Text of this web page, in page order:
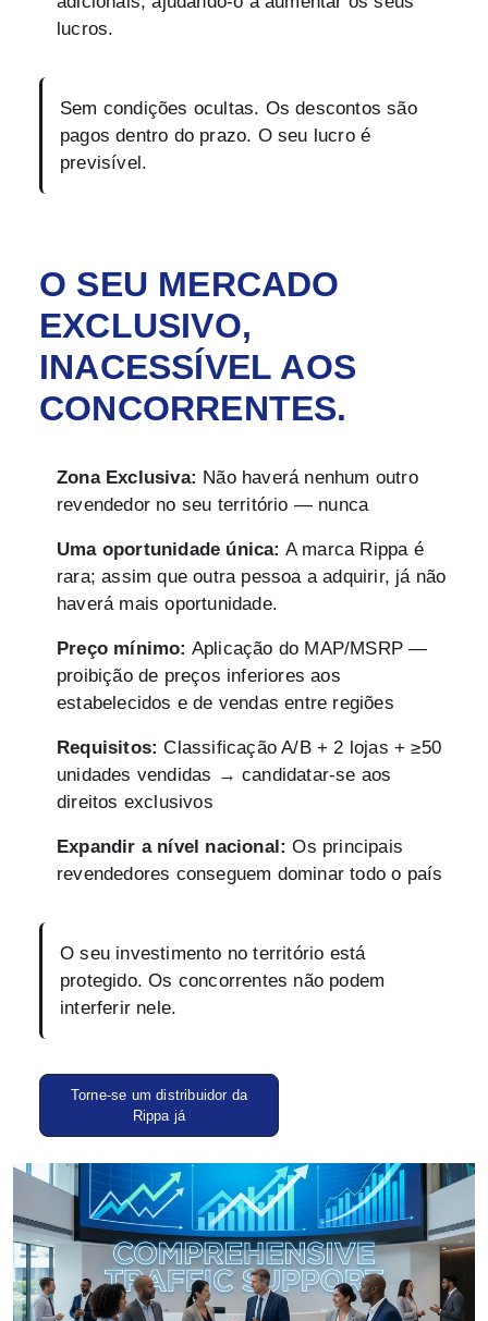
lucros.
Sem condições ocultas. Os descontos são
pagos dentro do prazo. O seu lucro é
previsível.
O SEU MERCADO
EXCLUSIVO,
INACESSÍVEL AOS
CONCORRENTES.
Zona Exclusiva: Não haverá nenhum outro
revendedor no seu território — nunca
Uma oportunidade única: A marca Rippa é
rara; assim que outra pessoa a adquirir, já não
haverá mais oportunidade.
Preço mínimo: Aplicação do MAP/MSRP —
proibição de preços inferiores aos
estabelecidos e de vendas entre regiões
Requisitos: Classificação A/B + 2 lojas + ≥50
unidades vendidas → candidatar-se aos
direitos exclusivos
Expandir a nível nacional: Os principais
revendedores conseguem dominar todo o país
O seu investimento no território está
protegido. Os concorrentes não podem
interferir nele.
Torne-se um distribuidor da
Rippa já